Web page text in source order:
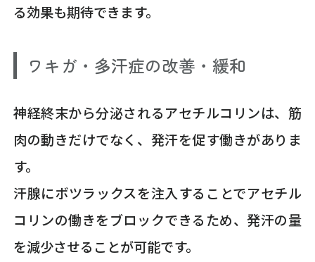
る効果も期待できます。
ワキガ・多汗症の改善・緩和
神経終末から分泌されるアセチルコリンは、筋
肉の動きだけでなく、発汗を促す働きがありま
す。
汗腺にボツラックスを注入することでアセチル
コリンの働きをブロックできるため、発汗の量
を減少させることが可能です。